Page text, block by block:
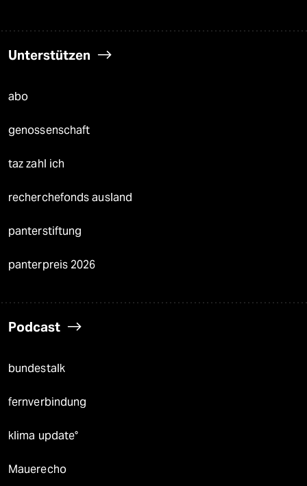
Unterstützen
abo
genossenschaft
taz zahl ich
recherchefonds ausland
panterstiftung
panterpreis 2026
Podcast
bundestalk
fernverbindung
klima update°
Mauerecho